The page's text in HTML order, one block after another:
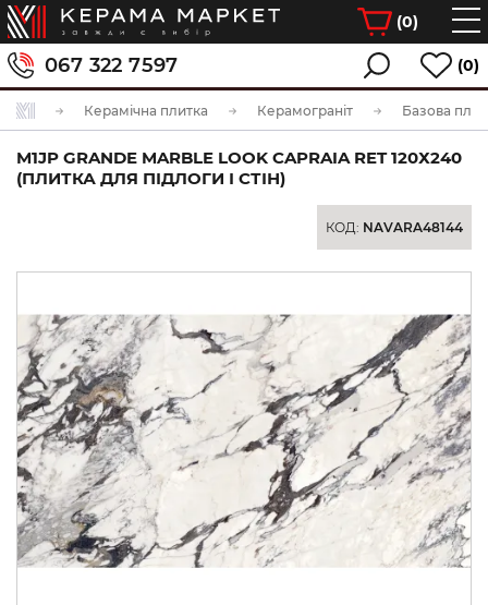
(0)
067 322 7597 (0)
Керамічна плитка Керамограніт Базова
M1JP GRANDE MARBLE LOOK CAPRAIA RET 120Х240
(ПЛИТКА ДЛЯ ПІДЛОГИ І СТІН)
КОД: NAVARA48144